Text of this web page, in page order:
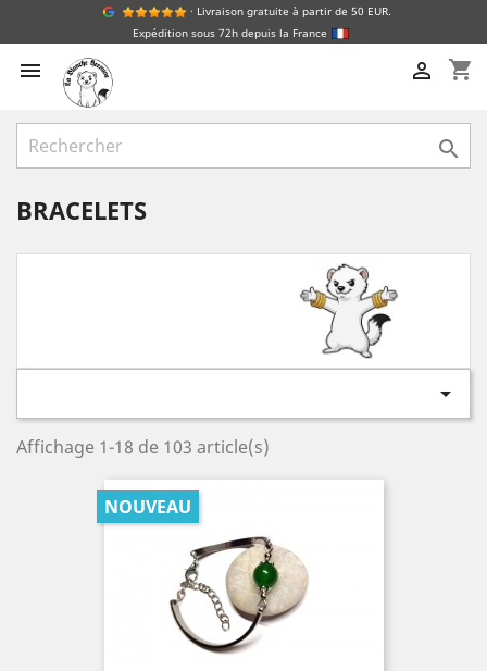
· Livraison gratuite à partir de 50 EUR.
Expédition sous 72h depuis la France
 shopping_cart


BRACELETS

Affichage 1-18 de 103 article(s)
NOUVEAU